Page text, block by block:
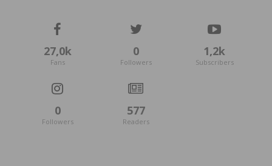
27,0k
Fans
0
Followers
1,2k
Subscribers
0
Followers
577
Readers